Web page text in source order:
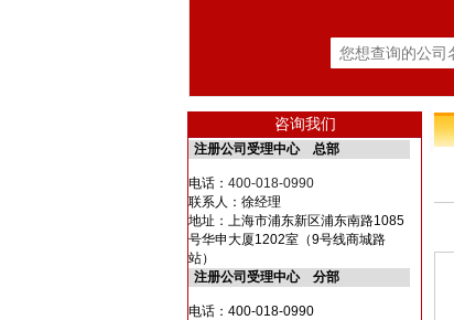
咨询我们
注册公司受理中心 总部
电话： 400-018-0990
联系人：徐经理
地址：上海市浦东新区浦东南路1085
号华申大厦1202室（9号线商城路
站）
注册公司受理中心 分部
电话：400-018-0990